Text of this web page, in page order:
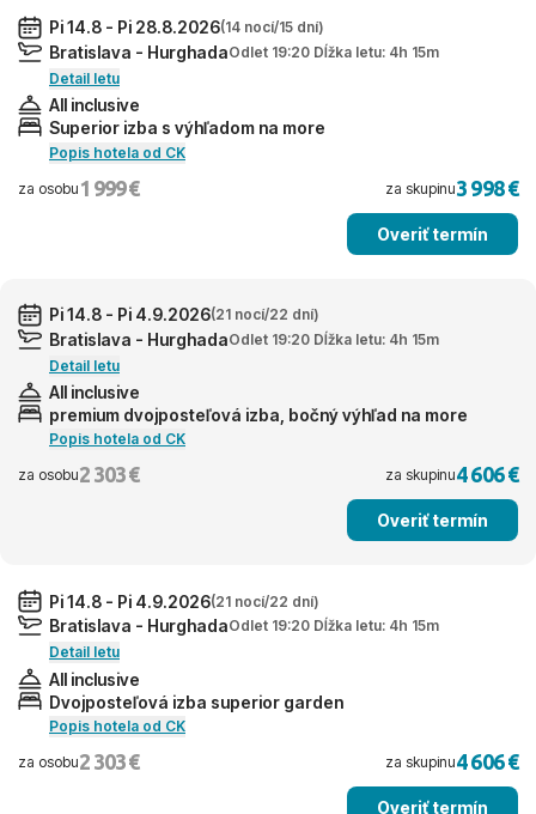
Pi 14.8 - Pi 28.8.2026(14 nocí/15 dní)
Bratislava - HurghadaOdlet 19:20 Dĺžka letu: 4h 15m
Detail letu
All inclusive
Superior izba s výhľadom na more
Popis hotela od CK
za osobu 1 999 € za skupinu3 998 €
Overiť termín
Pi 14.8 - Pi 4.9.2026(21 nocí/22 dní)
Bratislava - HurghadaOdlet 19:20 Dĺžka letu: 4h 15m
Detail letu
All inclusive
premium dvojposteľová izba, bočný výhľad na more
Popis hotela od CK
za osobu2 303 € za skupinu4 606 €
Overiť termín
Pi 14.8 - Pi 4.9.2026(21 nocí/22 dní)
Bratislava - HurghadaOdlet 19:20 Dĺžka letu: 4h 15m
Detail letu
All inclusive
Dvojposteľová izba superior garden
Popis hotela od CK
za osobu2 303 € za skupinu4 606 €
Overiť termín